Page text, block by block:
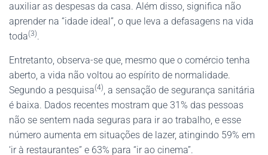
auxiliar as despesas da casa. Além disso, significa não
aprender na “idade ideal”, o que leva a defasagens na vida
toda(3).
Entretanto, observa-se que, mesmo que o comércio tenha
aberto, a vida não voltou ao espírito de normalidade.
Segundo a pesquisa(4), a sensação de segurança sanitária
é baixa. Dados recentes mostram que 31% das pessoas
não se sentem nada seguras para ir ao trabalho, e esse
número aumenta em situações de lazer, atingindo 59% em
‘ir à restaurantes” e 63% para “ir ao cinema”.